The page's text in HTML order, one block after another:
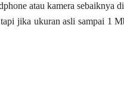
atau kamera sebaiknya
jika ukuran asli sampai 1